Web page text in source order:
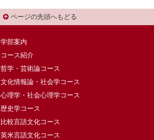
ページの先頭へもどる
学部案内
コース紹介
哲学・芸術論コース
文化情報論・社会学コース
心理学・社会心理学コース
歴史学コース
比較言語文化コース
英米言語文化コース